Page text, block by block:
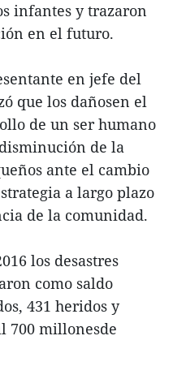
infantes y trazaron
en el futuro.
en jefe del
que los dañosen el
de un ser humano
de la
ante el cambio
a largo plazo
de la comunidad.
los desastres
como saldo
431 heridos y
700 millonesde